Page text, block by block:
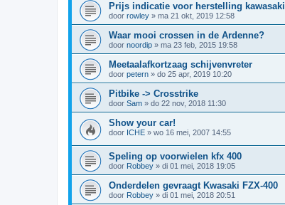
Prijs indicatie voor herstelling kawasaki
door rowley » ma 21 okt, 2019 12:58
Waar mooi crossen in de Ardenne?
door noordip » ma 23 feb, 2015 19:58
Meetaalafkortzaag schijvenvreter
door petern » do 25 apr, 2019 10:20
Pitbike -> Crosstrike
door Sam » do 22 nov, 2018 11:30
Show your car!
door ICHE » wo 16 mei, 2007 14:55
Speling op voorwielen kfx 400
door Robbey » di 01 mei, 2018 19:05
Onderdelen gevraagt Kwasaki FZX-400
door Robbey » di 01 mei, 2018 20:51